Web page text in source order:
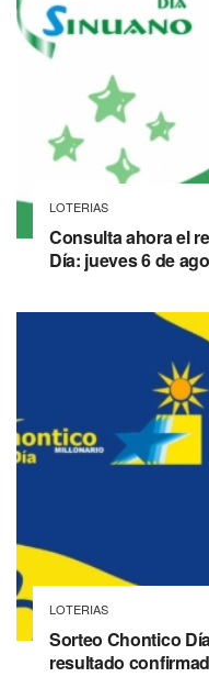
LOTERIAS
Consulta ahora el
Día: jueves 6 de
LOTERIAS
Sorteo Chontico
resultado